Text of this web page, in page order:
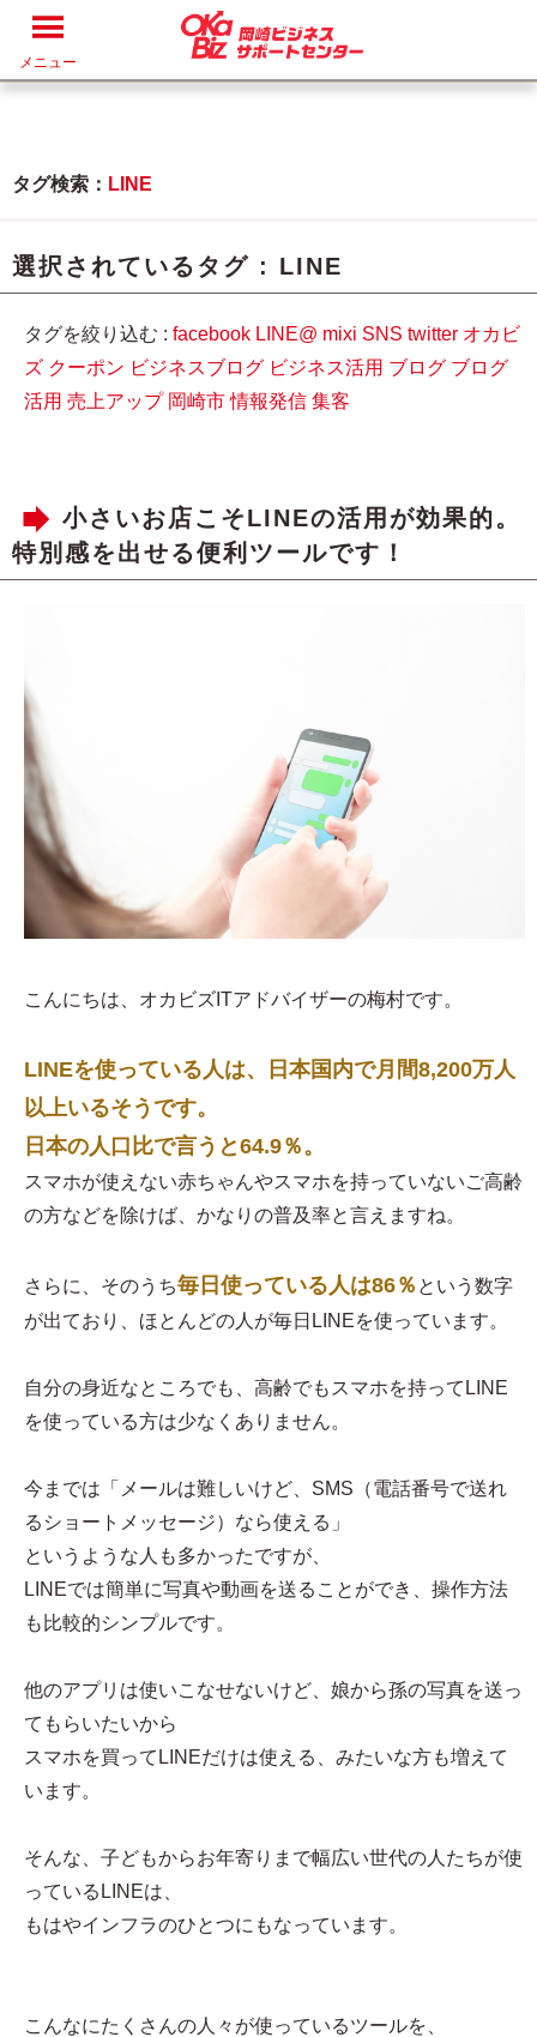
メニュー
タグ検索： LINE
選択されているタグ : LINE
タグを絞り込む : facebook LINE@ mixi SNS twitter オカビ
ズ クーポン ビジネスブログ ビジネス活用 ブログ ブログ
活用 売上アップ 岡崎市 情報発信 集客
小さいお店こそLINEの活用が効果的。
特別感を出せる便利ツールです！
こんにちは、オカビズITアドバイザーの梅村です。
LINEを使っている人は、日本国内で月間8,200万人
以上いるそうです。
日本の人口比で言うと64.9％。
スマホが使えない赤ちゃんやスマホを持っていないご高齢
の方などを除けば、かなりの普及率と言えますね。
さらに、そのうち毎日使っている人は86％ という数字
が出ており、ほとんどの人が毎日LINEを使っています。
自分の身近なところでも、高齢でもスマホを持ってLINE
を使っている方は少なくありません。
今までは「メールは難しいけど、SMS（電話番号で送れ
るショートメッセージ）なら使える」
というような人も多かったですが、
LINEでは簡単に写真や動画を送ることができ、操作方法
も比較的シンプルです。
他のアプリは使いこなせないけど、娘から孫の写真を送っ
てもらいたいから
スマホを買ってLINEだけは使える、みたいな方も増えて
います。
そんな、子どもからお年寄りまで幅広い世代の人たちが使
っているLINEは、
もはやインフラのひとつにもなっています。
こんなにたくさんの人々が使っているツールを、